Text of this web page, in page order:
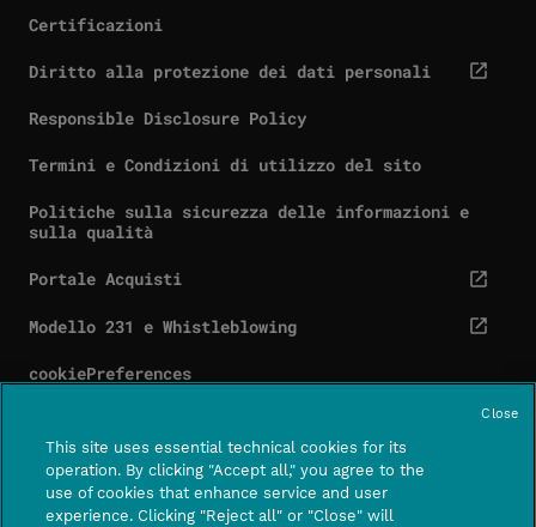
Certificazioni
Diritto alla protezione dei dati personali
cta.screenReaderExternal
Responsible Disclosure Policy
Termini e Condizioni di utilizzo del sito
Politiche sulla sicurezza delle informazioni e
sulla qualità
Portale Acquisti
cta.screenReaderExternal
Modello 231 e Whistleblowing
cta.screenReaderExternal
cookiePreferences
Contatti Centro assistenza
This site uses essential technical cookies for its
operation. By clicking "Accept all," you agree to the
use of cookies that enhance service and user
experience. Clicking "Reject all" or "Close" will
Close